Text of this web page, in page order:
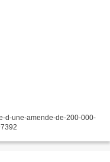
d-une-amende-de-200-000-